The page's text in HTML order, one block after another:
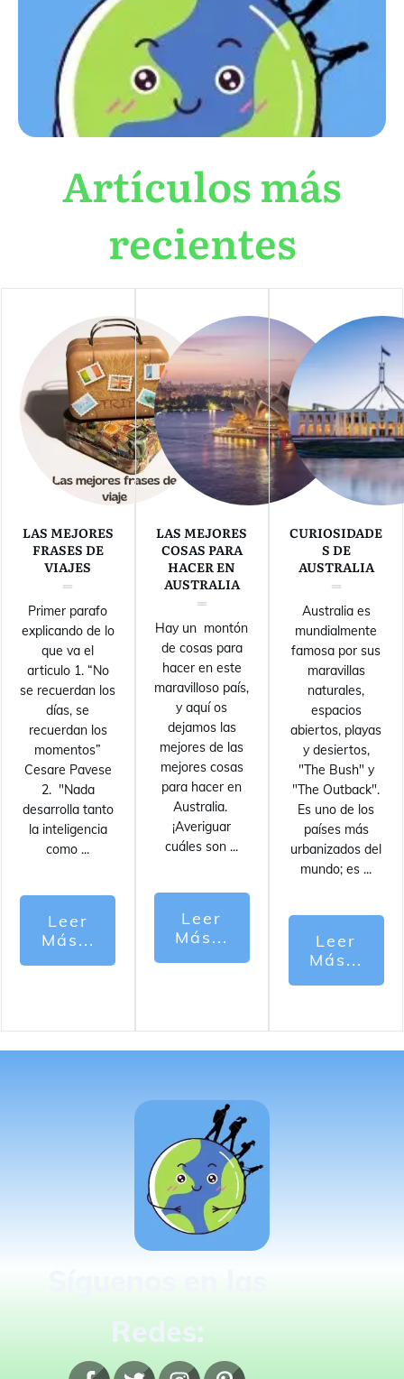
Artículos más
recientes
LAS MEJORES
FRASES DE
VIAJES
Primer parafo
explicando de lo
que va el
articulo 1. “No
se recuerdan los
días, se
recuerdan los
momentos”
Cesare Pavese
2. "Nada
desarrolla tanto
la inteligencia
como ...
Leer
Más...
LAS MEJORES
COSAS PARA
HACER EN
AUSTRALIA
Hay un montón
de cosas para
hacer en este
maravilloso país,
y aquí os
dejamos las
mejores de las
mejores cosas
para hacer en
Australia.
¡Averiguar
cuáles son ...
Leer
Más...
CURIOSIDADE
S DE
AUSTRALIA
Australia es
mundialmente
famosa por sus
maravillas
naturales,
espacios
abiertos, playas
y desiertos,
"The Bush" y
"The Outback".
Es uno de los
países más
urbanizados del
mundo; es ...
Leer
Más...
Redes: